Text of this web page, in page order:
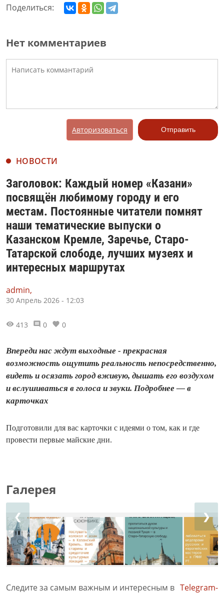
Поделиться:
Нет комментариев
Авторизоваться Отправить
НОВОСТИ
Заголовок: Каждый номер «Казани»
посвящён любимому городу и его
местам. Постоянные читатели помнят
наши тематические выпуски о
Казанском Кремле, Заречье, Старо-
Татарской слободе, лучших музеях и
интересных маршрутах
admin,
30 Апрель 2026 - 12:03
413 0 0
Впереди нас ждут выходные - прекрасная
возможность ощутить реальность непосредственно,
видеть и осязать город вживую, дышать его воздухом
и вслушиваться в голоса и звуки. Подробнее — в
карточках
Подготовили для вас карточки с идеями о том, как и где
провести первые майские дни.
Галерея
❮ ❯
Следите за самым важным и интересным в Telegram-